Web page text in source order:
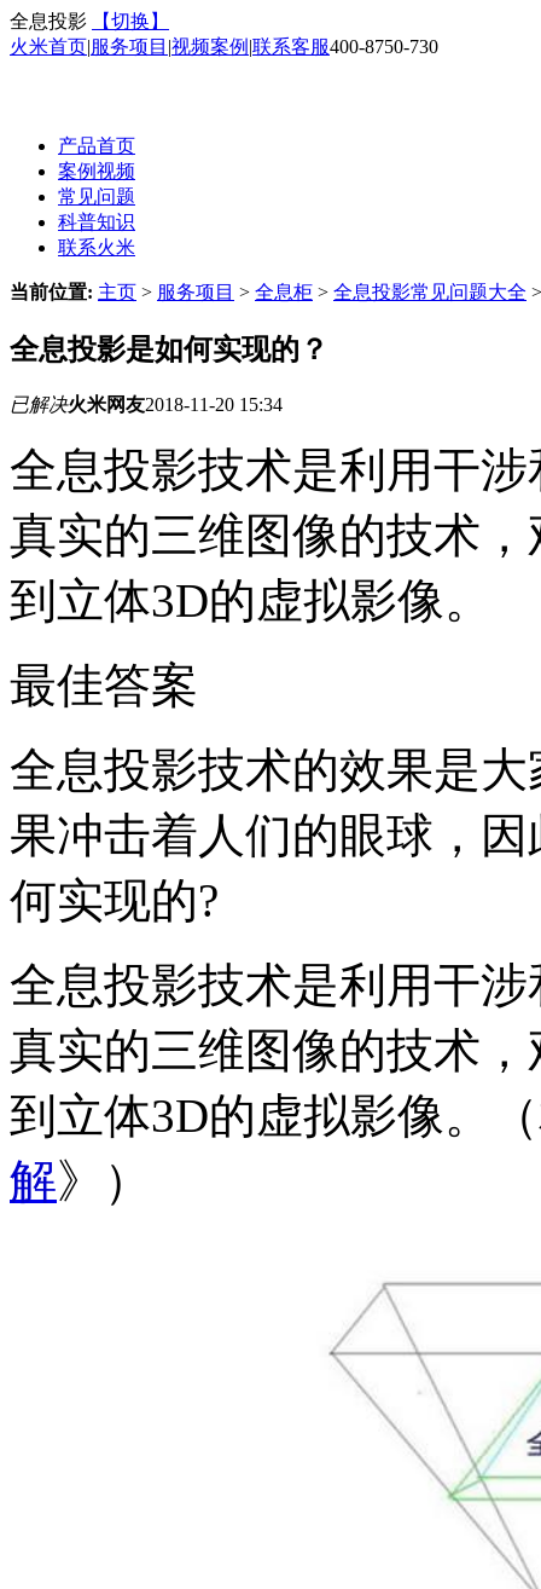
全息投影
【切换】
火米首页|服务项目 |视频案例 |联系客服400-8750-730
产品首页
案例视频
常见问题
科普知识
联系火米
当前位置: 主页 > 服务项目 > 全息柜 > 全息投影常见问题大全
全息投影是如何实现的？
已解决火米网友2018-11-20 15:34
全息投影技术是利用干
真实的三维图像的技术
到立体3D的虚拟影像。
最佳答案
全息投影技术的效果是
果冲击着人们的眼球，
何实现的?
全息投影技术是利用干
真实的三维图像的技术
到立体3D的虚拟影像。
解》）